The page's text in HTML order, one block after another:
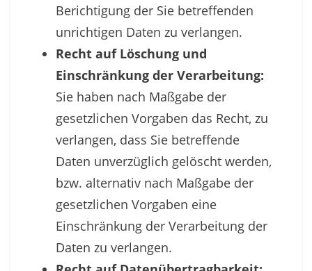
Berichtigung der Sie betreffenden
unrichtigen Daten zu verlangen.
Recht auf Löschung und
Einschränkung der Verarbeitung:
Sie haben nach Maßgabe der
gesetzlichen Vorgaben das Recht, zu
verlangen, dass Sie betreffende
Daten unverzüglich gelöscht werden,
bzw. alternativ nach Maßgabe der
gesetzlichen Vorgaben eine
Einschränkung der Verarbeitung der
Daten zu verlangen.